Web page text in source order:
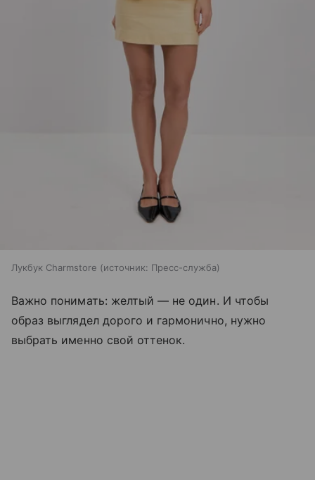
Лукбук Charmstore источник: Пресс-служба
Важно понимать: желтый — не один. И чтобы
образ выглядел дорого и гармонично, нужно
выбрать именно свой оттенок.